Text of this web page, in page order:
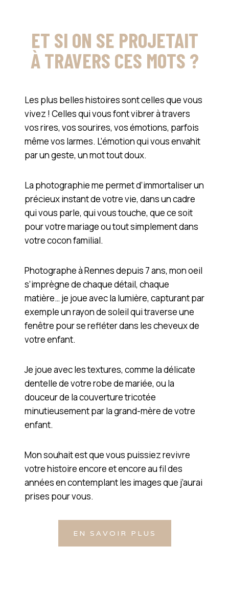
ET SI ON SE PROJETAIT
À TRAVERS CES MOTS ?
Les plus belles histoires sont celles que vous
vivez ! Celles qui vous font vibrer à travers
vos rires, vos sourires, vos émotions, parfois
même vos larmes. L’émotion qui vous envahit
par un geste, un mot tout doux.
La photographie me permet d’immortaliser un
précieux instant de votre vie, dans un cadre
qui vous parle, qui vous touche, que ce soit
pour votre mariage ou tout simplement dans
votre cocon familial.
Photographe à Rennes depuis 7 ans, mon oeil
s’imprègne de chaque détail, chaque
matière… je joue avec la lumière, capturant par
exemple un rayon de soleil qui traverse une
fenêtre pour se refléter dans les cheveux de
votre enfant.
Je joue avec les textures, comme la délicate
dentelle de votre robe de mariée, ou la
douceur de la couverture tricotée
minutieusement par la grand-mère de votre
enfant.
Mon souhait est que vous puissiez revivre
votre histoire encore et encore au fil des
années en contemplant les images que j’aurai
prises pour vous.
EN SAVOIR PLUS